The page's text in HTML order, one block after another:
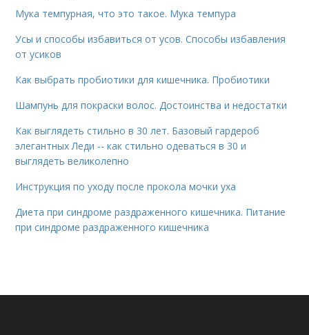
Мука темпурная, что это такое. Мука темпура
Усы и способы избавиться от усов. Способы избавления
от усиков
Как выбрать пробиотики для кишечника. Пробиотики
Шампунь для покраски волос. Достоинства и недостатки
Как выглядеть стильно в 30 лет. Базовый гардероб
элегантных Леди -- как стильно одеваться в 30 и
выглядеть великолепно
Инструкция по уходу после прокола мочки уха
Диета при синдроме раздраженного кишечника. Питание
при синдроме раздраженного кишечника